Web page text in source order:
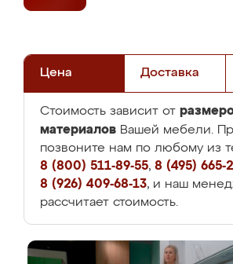
Цена Доставка
Стоимость зависит от
материалов Вашей мебели.
позвоните нам по любому из
8 (800) 511-89-55, 8 (495) 665-
8 (926) 409-68-13, и наш
рассчитает стоимость.